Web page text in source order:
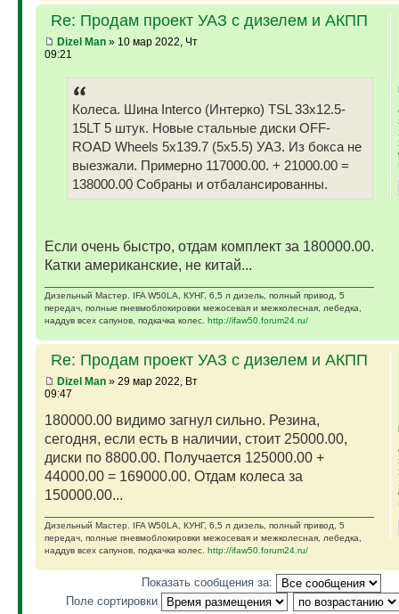
Re: Продам проект УАЗ с дизелем и АКПП
Dizel Man» 10 мар 2022, Чт
09:21
Колеса. Шина Interco (Интерко) TSL 33x12.5-
15LT 5 штук. Новые стальные диски OFF-
ROAD Wheels 5x139.7 (5x5.5) УАЗ. Из бокса не
выезжали. Примерно 117000.00. + 21000.00 =
138000.00 Собраны и отбалансированны.
Если очень быстро, отдам комплект за 180000.00.
Катки американские, не китай...
Дизельный Мастер. IFA W50LA, КУНГ, 6,5 л дизель, полный привод, 5
передач, полные пневмоблокировки межосевая и межколесная, лебедка,
наддув всех сапунов, подкачка колес. http://ifaw50.forum24.ru/
Re: Продам проект УАЗ с дизелем и АКПП
Dizel Man» 29 мар 2022, Вт
09:47
180000.00 видимо загнул сильно. Резина,
сегодня, если есть в наличии, стоит 25000.00,
диски по 8800.00. Получается 125000.00 +
44000.00 = 169000.00. Отдам колеса за
150000.00...
Дизельный Мастер. IFA W50LA, КУНГ, 6,5 л дизель, полный привод, 5
передач, полные пневмоблокировки межосевая и межколесная, лебедка,
наддув всех сапунов, подкачка колес. http://ifaw50.forum24.ru/
Показать сообщения за:
Поле сортировки